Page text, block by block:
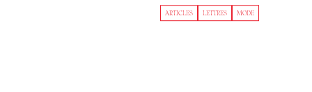
ARTICLES LETTRES MODE